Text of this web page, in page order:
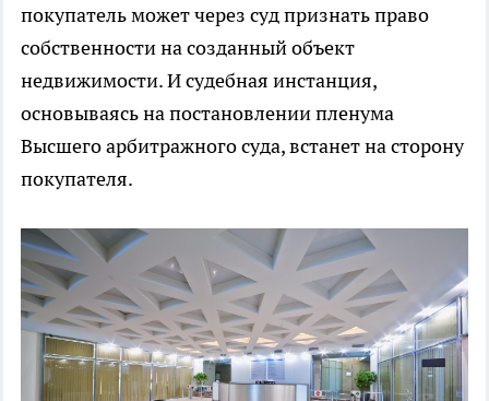
покупатель может через суд признать право
собственности на созданный объект
недвижимости. И судебная инстанция,
основываясь на постановлении пленума
Высшего арбитражного суда, встанет на сторону
покупателя.